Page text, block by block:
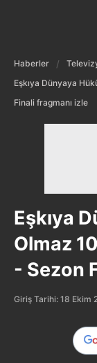
Haberler
Eşkıya Dünyaya
Finali fragmanı izle
Eşkıya
Olmaz
- Sezon
Giriş Tarihi: 18 Ekim